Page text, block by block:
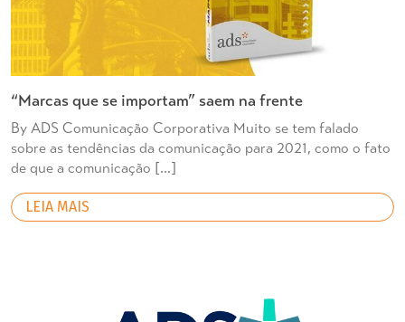
“Marcas que se importam” saem na frente
By ADS Comunicação Corporativa Muito se tem falado
sobre as tendências da comunicação para 2021, como o fato
de que a comunicação […]
LEIA MAIS